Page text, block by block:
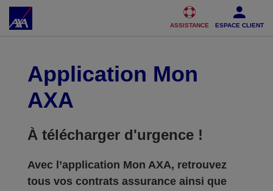
Accéder au Contenu Accéder au Pied de page
ASSISTANCE ESPACE CLIENT
Application Mon
AXA
À télécharger d'urgence !
Avec l’application Mon AXA, retrouvez
tous vos contrats assurance ainsi que